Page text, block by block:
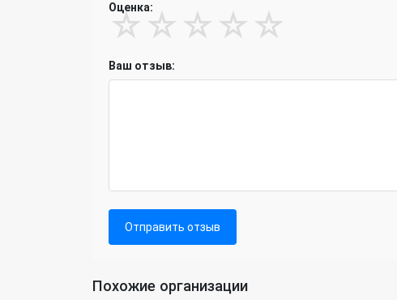
Оценка:
☆ ☆ ☆ ☆ ☆
Ваш отзыв:
Отправить отзыв
Похожие организации